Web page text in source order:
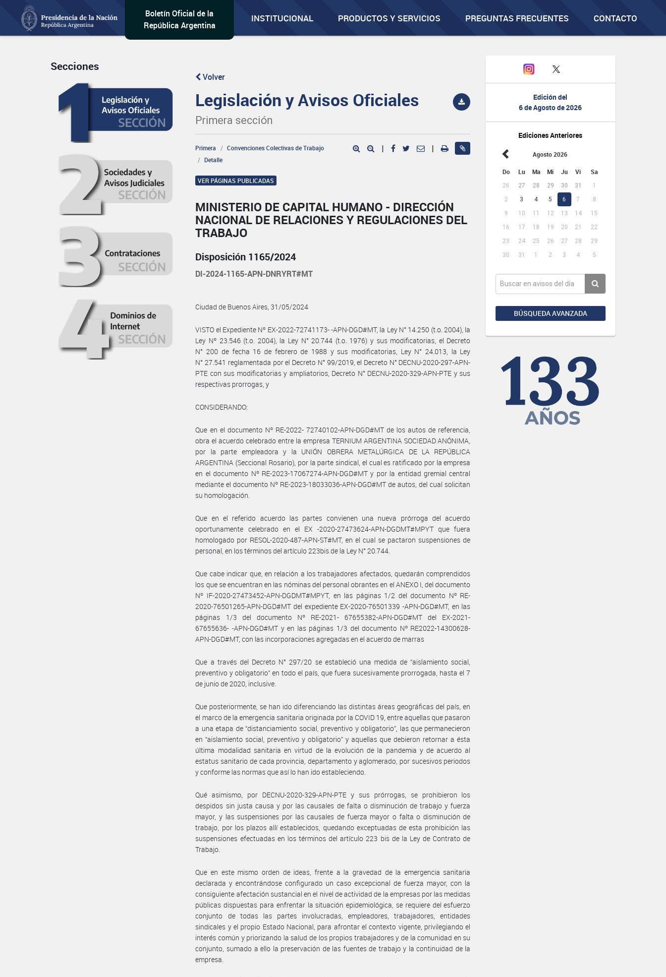
Boletín Oficial de la
República Argentina
INSTITUCIONAL PRODUCTOS Y SERVICIOS PREGUNTAS FRECUENTES CONTACTO
Edición del
6 de Agosto de 2026
Ediciones Anteriores
Agosto 2026
Do Lu Ma Mi Ju Vi Sa
26 27 28 29 30 31
1
2
3 4 5 6 7
8
9
10 11 12 13 14
15
16
17 18 19 20 21
22
23
24 25 26 27 28
29
30
31 1 2 3 4 5
BÚSQUEDA AVANZADA
Secciones
Volver
Legislación y Avisos Oficiales
Primera sección
Primera
Convenciones Colectivas de Trabajo
Detalle
| |
VER PÁGINAS PUBLICADAS
MINISTERIO DE CAPITAL HUMANO - DIRECCIÓN
NACIONAL DE RELACIONES Y REGULACIONES DEL
TRABAJO
Disposición 1165/2024
DI-2024-1165-APN-DNRYRT#MT
Ciudad de Buenos Aires, 31/05/2024
VISTO el Expediente Nº EX-2022-72741173- -APN-DGD#MT, la Ley N° 14.250 (t.o. 2004), la
Ley Nº 23.546 (t.o. 2004), la Ley N° 20.744 (t.o. 1976) y sus modificatorias, el Decreto
N° 200 de fecha 16 de febrero de 1988 y sus modificatorias, Ley N° 24.013, la Ley
N° 27.541 reglamentada por el Decreto N° 99/2019, el Decreto N° DECNU-2020-297-APN-
PTE con sus modificatorias y ampliatorios, Decreto N° DECNU-2020-329-APN-PTE y sus
respectivas prorrogas, y
CONSIDERANDO:
Que en el documento Nº RE-2022- 72740102-APN-DGD#MT de los autos de referencia,
obra el acuerdo celebrado entre la empresa TERNIUM ARGENTINA SOCIEDAD ANÓNIMA,
por la parte empleadora y la UNIÓN OBRERA METALÚRGICA DE LA REPÚBLICA
ARGENTINA (Seccional Rosario), por la parte sindical, el cual es ratificado por la empresa
en el documento Nº RE-2023-17067274-APN-DGD#MT y por la entidad gremial central
mediante el documento Nº RE-2023-18033036-APN-DGD#MT de autos, del cual solicitan
su homologación.
Que en el referido acuerdo las partes convienen una nueva prórroga del acuerdo
oportunamente celebrado en el EX -2020-27473624-APN-DGDMT#MPYT que fuera
homologado por RESOL-2020-487-APN-ST#MT, en el cual se pactaron suspensiones de
personal, en los términos del artículo 223bis de la Ley N° 20.744.
Que cabe indicar que, en relación a los trabajadores afectados, quedarán comprendidos
los que se encuentran en las nóminas del personal obrantes en el ANEXO I, del documento
Nº IF-2020-27473452-APN-DGDMT#MPYT, en las páginas 1/2 del documento Nº RE-
2020-76501265-APN-DGD#MT del expediente EX-2020-76501339 -APN-DGD#MT, en las
páginas 1/3 del documento Nº RE-2021- 67655382-APN-DGD#MT del EX-2021-
67655636- -APN-DGD#MT y en las páginas 1/3 del documento Nº RE2022-14300628-
APN-DGD#MT, con las incorporaciones agregadas en el acuerdo de marras
Que a través del Decreto N° 297/20 se estableció una medida de “aislamiento social,
preventivo y obligatorio” en todo el país, que fuera sucesivamente prorrogada, hasta el 7
de junio de 2020, inclusive.
Que posteriormente, se han ido diferenciando las distintas áreas geográficas del país, en
el marco de la emergencia sanitaria originada por la COVID 19, entre aquellas que pasaron
a una etapa de “distanciamiento social, preventivo y obligatorio”, las que permanecieron
en “aislamiento social, preventivo y obligatorio” y aquellas que debieron retornar a ésta
última modalidad sanitaria en virtud de la evolución de la pandemia y de acuerdo al
estatus sanitario de cada provincia, departamento y aglomerado, por sucesivos periodos
y conforme las normas que así lo han ido estableciendo.
Qué asimismo, por DECNU-2020-329-APN-PTE y sus prórrogas, se prohibieron los
despidos sin justa causa y por las causales de falta o disminución de trabajo y fuerza
mayor, y las suspensiones por las causales de fuerza mayor o falta o disminución de
trabajo, por los plazos allí establecidos, quedando exceptuadas de esta prohibición las
suspensiones efectuadas en los términos del artículo 223 bis de la Ley de Contrato de
Trabajo.
Que en este mismo orden de ideas, frente a la gravedad de la emergencia sanitaria
declarada y encontrándose configurado un caso excepcional de fuerza mayor, con la
consiguiente afectación sustancial en el nivel de actividad de la empresas por las medidas
públicas dispuestas para enfrentar la situación epidemiológica, se requiere del esfuerzo
conjunto de todas las partes involucradas, empleadores, trabajadores, entidades
sindicales y el propio Estado Nacional, para afrontar el contexto vigente, privilegiando el
interés común y priorizando la salud de los propios trabajadores y de la comunidad en su
conjunto, sumado a ello la preservación de las fuentes de trabajo y la continuidad de la
empresa.